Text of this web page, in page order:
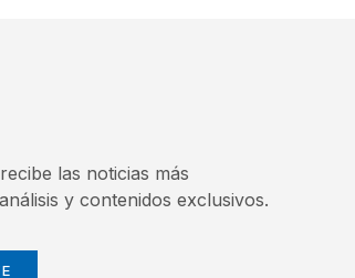
las noticias más
y contenidos exclusivos.